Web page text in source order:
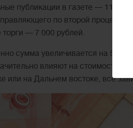
публикации в газете — 11 000;
по второй процедуре
торги — 7 000 рублей.
сумма увеличивается на 58
влияют на стоимость
или на Дальнем востоке, все